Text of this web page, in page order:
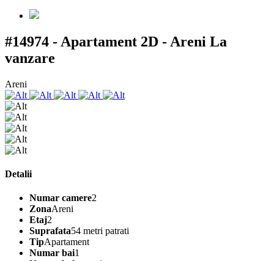
#14974 - Apartament 2D - Areni La
vanzare
Areni
Detalii
Numar camere2
ZonaAreni
Etaj2
Suprafata54 metri patrati
TipApartament
Numar bai1